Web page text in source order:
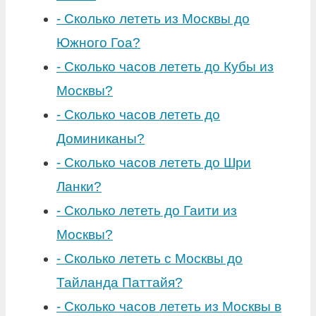
- Сколько лететь из Москвы до
Южного Гоа?
- Сколько часов лететь до Кубы из
Москвы?
- Сколько часов лететь до
Доминиканы?
- Сколько часов лететь до Шри
Ланки?
- Сколько лететь до Гаити из
Москвы?
- Сколько лететь с Москвы до
Тайланда Паттайя?
- Сколько часов лететь из Москвы в